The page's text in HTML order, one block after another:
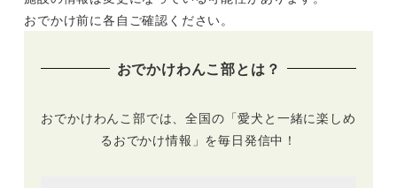
おでかけ前に各自ご確認ください。
おでかけわんこ部とは？
おでかけわんこ部では、全国の「愛犬と一緒に楽しめ
るおでかけ情報」を毎日発信中！